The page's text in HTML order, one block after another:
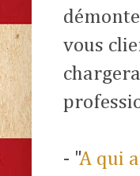
vous
- "A qui